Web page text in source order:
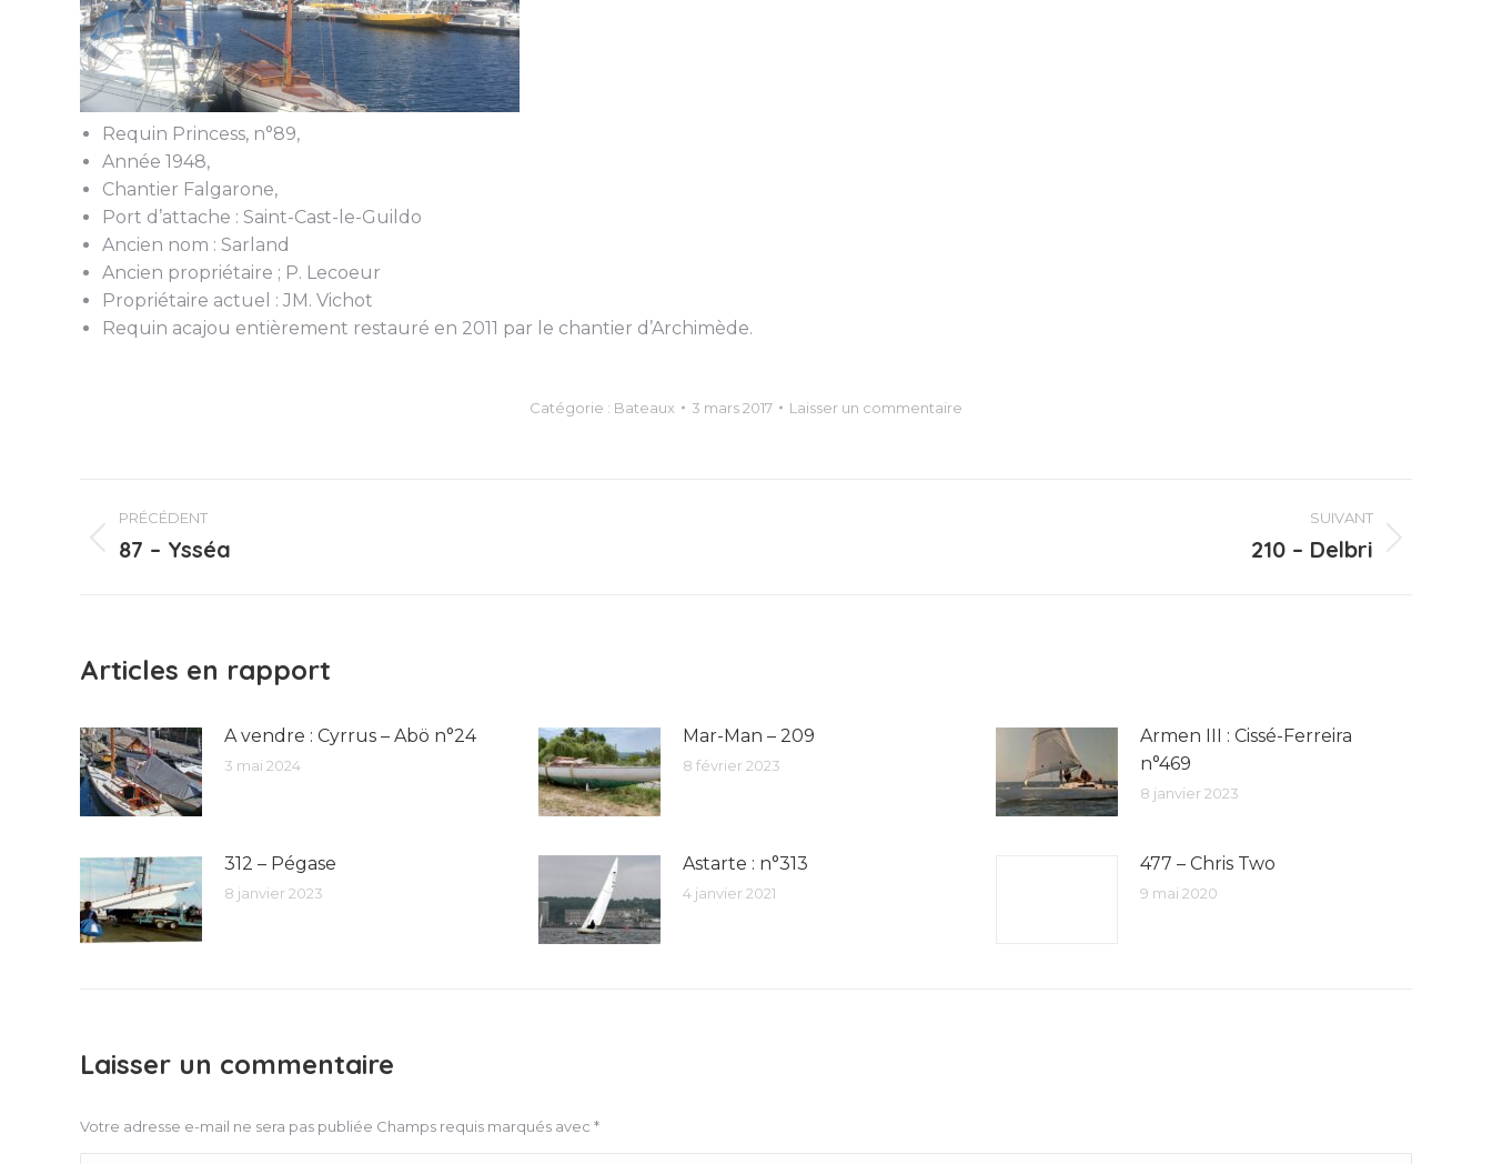
Requin Princess, n°89,
Année 1948,
Chantier Falgarone,
Port d’attache : Saint-Cast-le-Guildo
Ancien nom : Sarland
Ancien propriétaire ; P. Lecoeur
Propriétaire actuel : JM. Vichot
Requin acajou entièrement restauré en 2011 par le chantier d’Archimède.
Catégorie : Bateaux 3 mars 2017 Laisser un commentaire
Navigation
article
PRÉCÉDENT
Article
87 – Ysséa
SUIVANT
210 – Delbri
Articles en rapport
A vendre : Cyrrus – Abö n°24
3 mai 2024
Mar-Man – 209
8 février 2023
Armen III : Cissé-Ferreira
n°469
8 janvier 2023
312 – Pégase
8 janvier 2023
Astarte : n°313
4 janvier 2021
477 – Chris Two
9 mai 2020
Laisser un commentaire
Votre adresse e-mail ne sera pas publiée Champs requis marqués avec *